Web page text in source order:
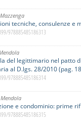
tecniche, consulenze e
978885485186313
del legittimario nel patto
al D.lgs. 28/2010 (pag.
978885485186314
e condominio: prime
978885485186315